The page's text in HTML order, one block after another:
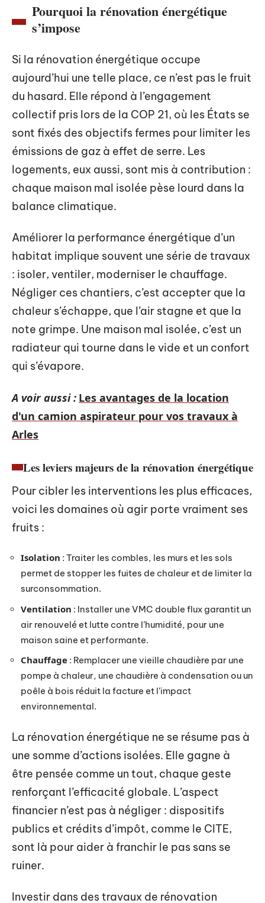
Pourquoi la rénovation énergétique
s’impose
Si la rénovation énergétique occupe
aujourd’hui une telle place, ce n’est pas le fruit
du hasard. Elle répond à l’engagement
collectif pris lors de la COP 21, où les États se
sont fixés des objectifs fermes pour limiter les
émissions de gaz à effet de serre. Les
logements, eux aussi, sont mis à contribution :
chaque maison mal isolée pèse lourd dans la
balance climatique.
Améliorer la performance énergétique d’un
habitat implique souvent une série de travaux
: isoler, ventiler, moderniser le chauffage.
Négliger ces chantiers, c’est accepter que la
chaleur s’échappe, que l’air stagne et que la
note grimpe. Une maison mal isolée, c’est un
radiateur qui tourne dans le vide et un confort
qui s’évapore.
A voir aussi : Les avantages de la location
d'un camion aspirateur pour vos travaux à
Arles
Les leviers majeurs de la rénovation énergétique
Pour cibler les interventions les plus efficaces,
voici les domaines où agir porte vraiment ses
fruits :
Isolation : Traiter les combles, les murs et les sols
permet de stopper les fuites de chaleur et de limiter la
surconsommation.
Ventilation : Installer une VMC double flux garantit un
air renouvelé et lutte contre l’humidité, pour une
maison saine et performante.
Chauffage : Remplacer une vieille chaudière par une
pompe à chaleur, une chaudière à condensation ou un
poêle à bois réduit la facture et l’impact
environnemental.
La rénovation énergétique ne se résume pas à
une somme d’actions isolées. Elle gagne à
être pensée comme un tout, chaque geste
renforçant l’efficacité globale. L’aspect
financier n’est pas à négliger : dispositifs
publics et crédits d’impôt, comme le CITE,
sont là pour aider à franchir le pas sans se
ruiner.
Investir dans des travaux de rénovation